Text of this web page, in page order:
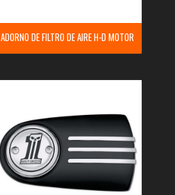
ADORNO DE FILTRO DE AIRE H-D MOTOR